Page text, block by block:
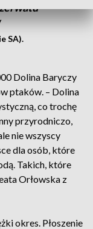
SA).
Dolina Baryczy
ptaków. – Dolina
co trochę
przyrodniczo,
nie wszyscy
dla osób, które
Takich, które
Orłowska z
okres. Płoszenie